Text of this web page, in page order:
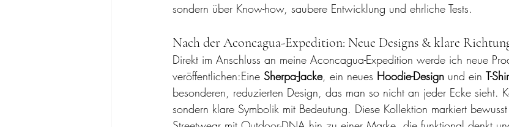
sondern über Know-how, saubere Entwicklung und ehrliche Tests.
Nach der Aconcagua-Expedition: Neue Designs & klare
Direkt im Anschluss an meine Aconcagua-Expedition werde ich neue
veröffentlichen:Eine Sherpa-Jacke, ein neues Hoodie-Design und ein T-
besonderen, reduzierten Design, das man so nicht an jeder Ecke sieht.
sondern klare Symbolik mit Bedeutung. Diese Kollektion markiert